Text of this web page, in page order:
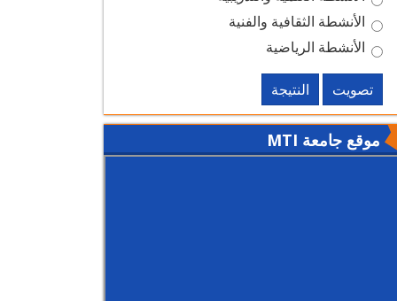
الأنشطة الثقافية والفنية
الأنشطة الرياضية
تصويت النتيجة
موقع جامعة MTI